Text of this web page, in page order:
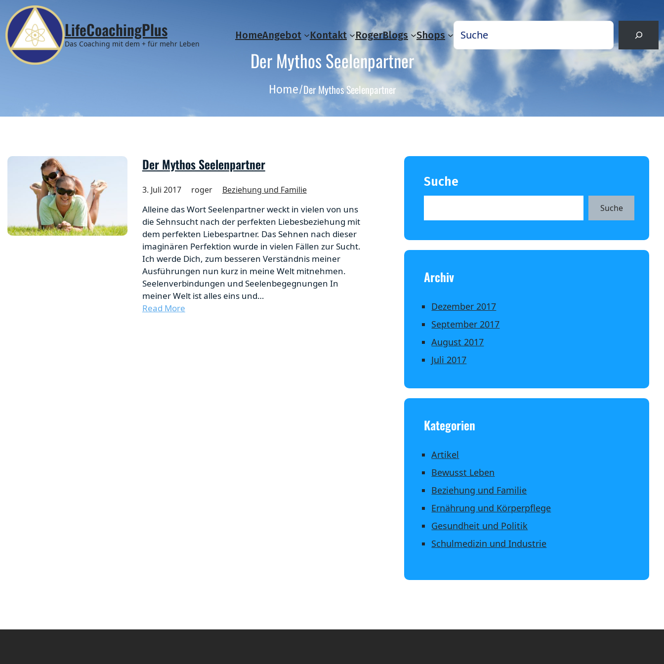
Inhalt
springen
LifeCoachingPlus
Das Coaching mit dem + für mehr Leben
HomeAngebot Kontakt RogerBlogs Shops
Suchen
Der Mythos Seelenpartner
Home/Der Mythos Seelenpartner
Der Mythos Seelenpartner
3. Juli 2017 roger Beziehung und Familie
Alleine das Wort Seelenpartner weckt in vielen von uns
die Sehnsucht nach der perfekten Liebesbeziehung mit
dem perfekten Liebespartner. Das Sehnen nach dieser
imaginären Perfektion wurde in vielen Fällen zur Sucht.
Ich werde Dich, zum besseren Verständnis meiner
Ausführungen nun kurz in meine Welt mitnehmen.
Seelenverbindungen und Seelenbegegnungen In
meiner Welt ist alles eins und…
Read More
Suche
Suche
Archiv
Dezember 2017
September 2017
August 2017
Juli 2017
Kategorien
Artikel
Bewusst Leben
Beziehung und Familie
Ernährung und Körperpflege
Gesundheit und Politik
Schulmedizin und Industrie